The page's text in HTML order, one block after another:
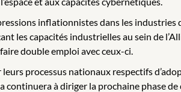
inflationnistes dans les
les capacités industrielles au sein de
double emploi avec ceux-ci.
processus nationaux respectifs
continuera à diriger la prochaine phase